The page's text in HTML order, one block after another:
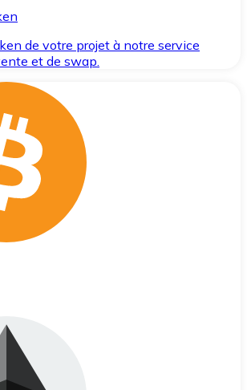
de votre projet à notre service
et de swap.